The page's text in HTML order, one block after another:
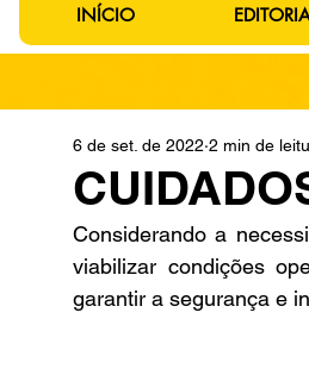
INÍCIO
6 de set. de 2022 2 min de
Considerando a
viabilizar condições
garantir a segurança e